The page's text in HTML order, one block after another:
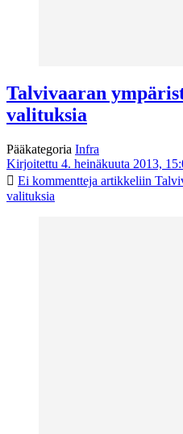
Talvivaaran
valituksia
Pääkategoria Infra
Kirjoitettu 4. heinäkuuta 2013,
Ei kommentteja artikkeliin
valituksia